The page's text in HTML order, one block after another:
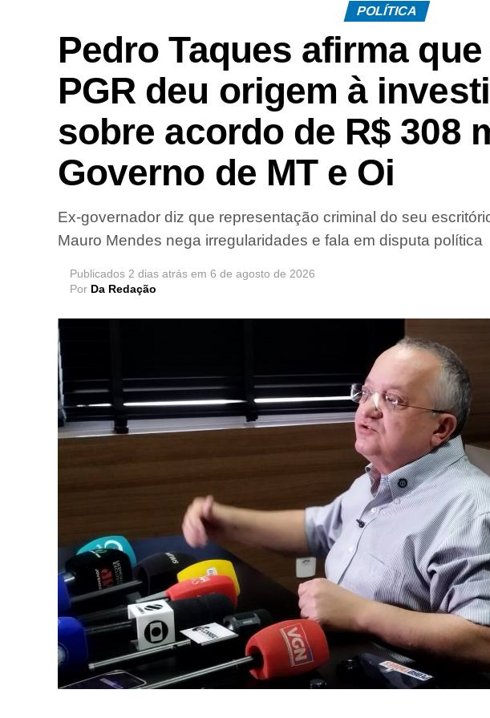
POLÍTICA
Pedro Taques afirma
PGR deu origem à
sobre acordo de R$ 308
Governo de MT e Oi
Ex-governador diz que representação criminal do seu
Mauro Mendes nega irregularidades e fala em disputa política
Publicados 2 dias atrás em 6 de agosto de 2026
Por Da Redação